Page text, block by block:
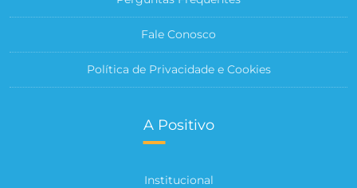
Fale Conosco
Política de Privacidade e Cookies
A Positivo
Institucional